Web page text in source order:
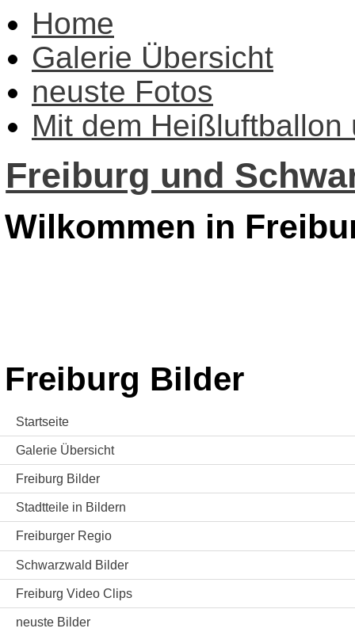
Home
Galerie Übersicht
neuste Fotos
Mit dem Heißluftballon
Freiburg und
Wilkommen in
Freiburg Bilder
Startseite
Galerie Übersicht
Freiburg Bilder
Stadtteile in Bildern
Freiburger Regio
Schwarzwald Bilder
Freiburg Video Clips
neuste Bilder